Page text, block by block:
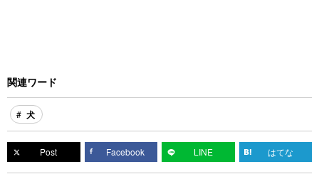
関連ワード
犬
Post Facebook LINE はてな